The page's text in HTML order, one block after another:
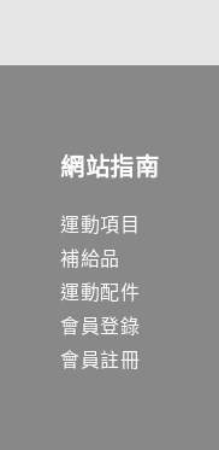
網站指南
運動項目
補給品
運動配件
會員登錄
會員註冊